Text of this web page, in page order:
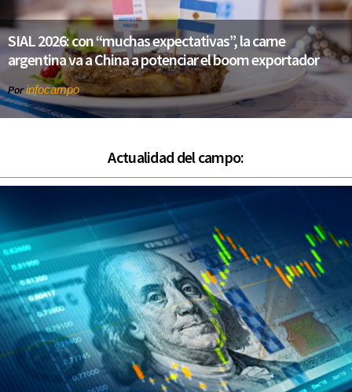
SIAL 2026: con “muchas expectativas”, la carne
argentina va a China a potenciar el boom exportador
Porinfocampo
Actualidad del campo: